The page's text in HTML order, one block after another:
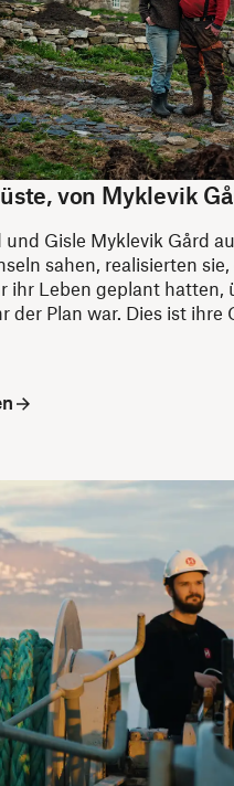
von Myklevik
und Gisle Myklevik Gård
sahen, realisierten sie,
ihr Leben geplant hatten,
der Plan war. Dies ist ihre